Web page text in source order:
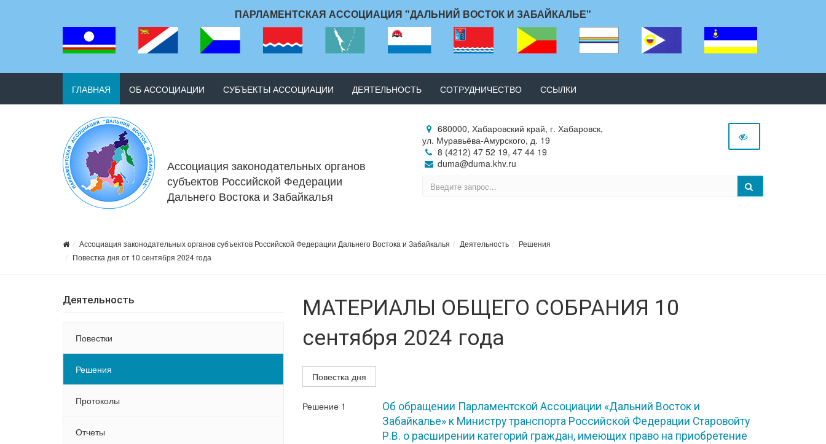
ПАРЛАМЕНТСКАЯ АССОЦИАЦИЯ "ДАЛЬНИЙ ВОСТОК И ЗАБАЙКАЛЬЕ"
ГЛАВНАЯ ОБ АССОЦИАЦИИ СУБЪЕКТЫ АССОЦИАЦИИ ДЕЯТЕЛЬНОСТЬ СОТРУДНИЧЕСТВО ССЫЛКИ
Ассоциация законодательных органов
субъектов Российской Федерации
Дальнего Востока и Забайкалья
680000, Хабаровский край, г. Хабаровск,
ул. Муравьёва-Амурского, д. 19
8 (4212) 47 52 19, 47 44 19
duma@duma.khv.ru
Ассоциация законодательных органов субъектов Российской Федерации Дальнего Востока и Забайкалья Деятельность
Решения
Повестка дня от 10 сентября 2024 года
Деятельность
Повестки
Решения
Протоколы
Отчеты
МАТЕРИАЛЫ ОБЩЕГО СОБРАНИЯ 10
сентября 2024 года
Повестка дня
Решение 1
Об обращении Парламентской Ассоциации «Дальний Восток и
Забайкалье» к Министру транспорта Российской Федерации Старовойту
Р.В. о расширении категорий граждан, имеющих право на приобретение